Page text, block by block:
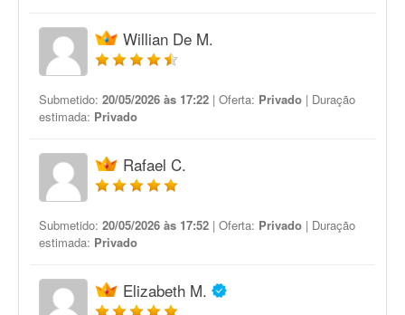
Willian De M.
Submetido: 20/05/2026 às 17:22 | Oferta: Privado | Duração
estimada: Privado
Rafael C.
Submetido: 20/05/2026 às 17:52 | Oferta: Privado | Duração
estimada: Privado
Elizabeth M.